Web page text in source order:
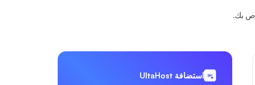
استضافة UltaHost